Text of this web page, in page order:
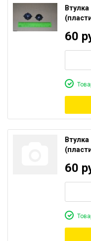
+7 (473) 200-05-43
info@glavbat.ru
60
60